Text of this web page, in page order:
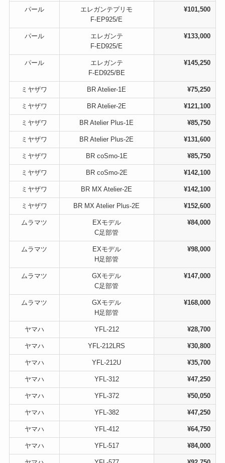
パール
エレガンテプリモ
F-EP925/E
¥101,500
パール
エレガンテ
F-ED925/E
¥133,000
パール
エレガンテ
F-ED925/BE
¥145,250
ミヤザワ BR Atelier-1E ¥75,250
ミヤザワ BR Atelier-2E ¥121,100
ミヤザワ BR Atelier Plus-1E ¥85,750
ミヤザワ BR Atelier Plus-2E ¥131,600
ミヤザワ BR coSmo-1E ¥85,750
ミヤザワ BR coSmo-2E ¥142,100
ミヤザワ BR MX Atelier-2E ¥142,100
ミヤザワ BR MX Atelier Plus-2E ¥152,600
ムラマツ
EXモデル
C足部管
¥84,000
ムラマツ
EXモデル
H足部管
¥98,000
ムラマツ
GXモデル
C足部管
¥147,000
ムラマツ
GXモデル
H足部管
¥168,000
ヤマハ YFL-212 ¥28,700
ヤマハ YFL-212LRS ¥30,800
ヤマハ YFL-212U ¥35,700
ヤマハ YFL-312 ¥47,250
ヤマハ YFL-372 ¥50,050
ヤマハ YFL-382 ¥47,250
ヤマハ YFL-412 ¥64,750
ヤマハ YFL-517 ¥84,000